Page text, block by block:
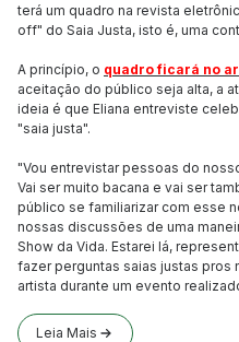
terá um quadro na revista
off" do Saia Justa, isto é, uma
A princípio, o quadro ficará no
aceitação do público seja alta, a
ideia é que Eliana entreviste
"saia justa".
"Vou entrevistar pessoas do
Vai ser muito bacana e vai ser
público se familiarizar com esse
nossas discussões de uma
Show da Vida. Estarei lá,
fazer perguntas saias justas pros
artista durante um evento
Leia Mais